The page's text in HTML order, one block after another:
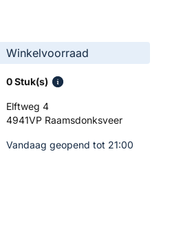
Winkelvoorraad
0 Stuk(s)
Elftweg 4
4941VP Raamsdonksveer
Vandaag geopend tot 21:00